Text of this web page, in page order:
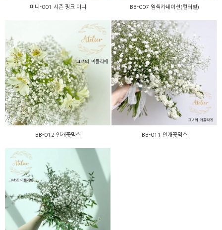
미니-001 시즌 핑크 미니 BB-007 염색카네이션(컬러별)
BB-012 안개꽃믹스
BB-012 안개꽃믹스
BB-011 안개꽃믹스
BB-011 안개꽃믹스
BB-010 안개꽃믹스